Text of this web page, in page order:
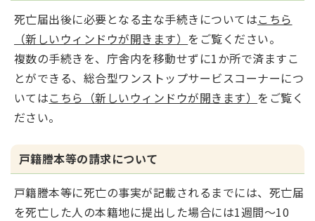
死亡届出後に必要となる主な手続きについてはこちら
（新しいウィンドウが開きます） をご覧ください。
複数の手続きを、庁舎内を移動せずに1か所で済ますこ
とができる、総合型ワンストップサービスコーナーにつ
いてはこちら（新しいウィンドウが開きます） をご覧く
ださい。
戸籍謄本等の請求について
戸籍謄本等に死亡の事実が記載されるまでには、死亡届
を死亡した人の本籍地に提出した場合には1週間～10